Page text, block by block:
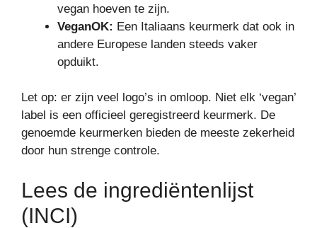
vegan hoeven te zijn.
VeganOK: Een Italiaans keurmerk dat ook in
andere Europese landen steeds vaker
opduikt.
Let op: er zijn veel logo’s in omloop. Niet elk ‘vegan’
label is een officieel geregistreerd keurmerk. De
genoemde keurmerken bieden de meeste zekerheid
door hun strenge controle.
Lees de ingrediëntenlijst
(INCI)